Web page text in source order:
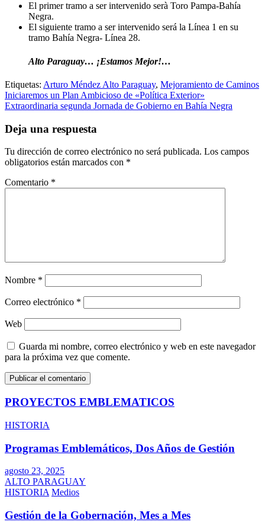
El primer tramo a ser intervenido serà Toro Pampa-Bahía
Negra.
El siguiente tramo a ser intervenido será la Línea 1 en su
tramo Bahía Negra- Línea 28.
Alto Paraguay… ¡Estamos Mejor!…
Etiquetas: Arturo Méndez Alto Paraguay, Mejoramiento de Caminos
Navegación
de
entradas
Iniciaremos un Plan Ambicioso de «Política Exterior»
Extraordinaria segunda Jornada de Gobierno en Bahía Negra
Deja una respuesta
Tu dirección de correo electrónico no será publicada. Los campos
obligatorios están marcados con *
Comentario *
Nombre *
Correo electrónico *
Web
Guarda mi nombre, correo electrónico y web en este navegador
para la próxima vez que comente.
PROYECTOS EMBLEMATICOS
HISTORIA
Programas Emblemáticos, Dos Años de Gestión
agosto 23, 2025
ALTO PARAGUAY
HISTORIA Medios
Gestión de la Gobernación, Mes a Mes